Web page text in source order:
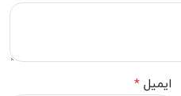
ایمیل *